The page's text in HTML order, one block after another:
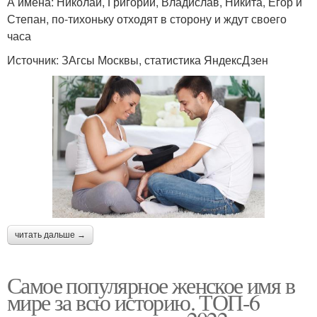
Степан, по-тихоньку отходят в сторону и ждут своего
часа
Источник: ЗАгсы Москвы, статистика ЯндексДзен
читать дальше →
Самое популярное женское имя в
мире за всю историю. ТОП-6